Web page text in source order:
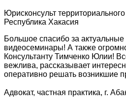
Юрисконсульт
Республика Хакасия
Большое спасибо за
видеосеминары! А также
Консультанту Тимченко Юлии!
вежлива, рассказывает
оперативно решать возникшие
Адвокат, частная практика, г.